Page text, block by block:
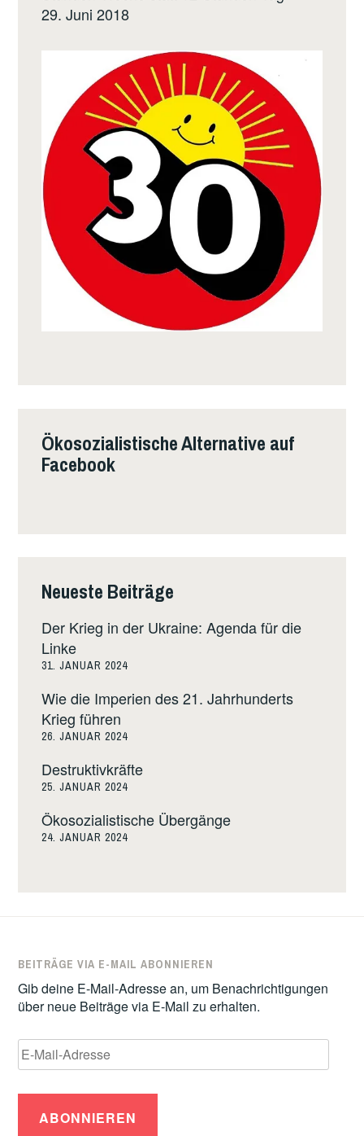
29. Juni 2018
Ökosozialistische Alternative auf
Facebook
Neueste Beiträge
Der Krieg in der Ukraine: Agenda für die
Linke
31. JANUAR 2024
Wie die Imperien des 21. Jahrhunderts
Krieg führen
26. JANUAR 2024
Destruktivkräfte
25. JANUAR 2024
Ökosozialistische Übergänge
24. JANUAR 2024
BEITRÄGE VIA E-MAIL ABONNIEREN
Gib deine E-Mail-Adresse an, um Benachrichtigungen
über neue Beiträge via E-Mail zu erhalten.
E-
Mail-